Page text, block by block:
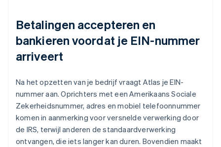
Betalingen accepteren en
bankieren voordat je EIN-nummer
arriveert
Na het opzetten van je bedrijf vraagt Atlas je EIN-
nummer aan. Oprichters met een Amerikaans Sociale
Zekerheidsnummer, adres en mobiel telefoonnummer
komen in aanmerking voor versnelde verwerking door
de IRS, terwijl anderen de standaardverwerking
ontvangen, die iets langer kan duren. Bovendien maakt